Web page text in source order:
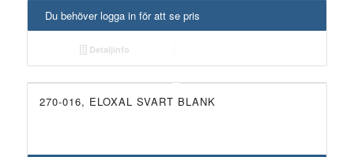
Du behöver logga in för att se pris
Detaljinfo
270-016, ELOXAL SVART BLANK